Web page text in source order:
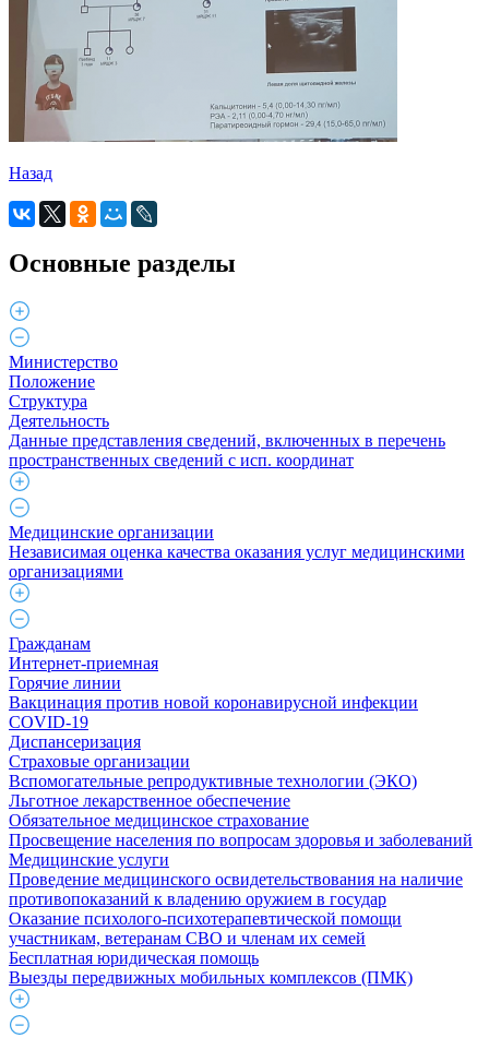
Назад
Основные разделы
Министерство
Положение
Структура
Деятельность
Данные представления сведений, включенных в перечень
пространственных сведений с исп. координат
Медицинские организации
Независимая оценка качества оказания услуг медицинскими
организациями
Гражданам
Интернет-приемная
Горячие линии
Вакцинация против новой коронавирусной инфекции
COVID-19
Диспансеризация
Страховые организации
Вспомогательные репродуктивные технологии (ЭКО)
Льготное лекарственное обеспечение
Обязательное медицинское страхование
Просвещение населения по вопросам здоровья и заболеваний
Медицинские услуги
Проведение медицинского освидетельствования на наличие
противопоказаний к владению оружием в государ
Оказание психолого-психотерапевтической помощи
участникам, ветеранам СВО и членам их семей
Бесплатная юридическая помощь
Выезды передвижных мобильных комплексов (ПМК)